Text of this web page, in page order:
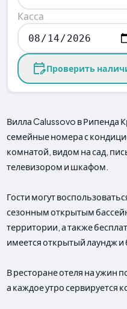
Касса
Проверить
Вилла Calussovo в Рипенда
семейные номера с
комнатой, видом на сад,
телевизором и шкафом.
Гости могут
сезонным открытым
территории, а также
имеется открытый лаундж и
В ресторане отеля на ужин
а каждое утро сервируется